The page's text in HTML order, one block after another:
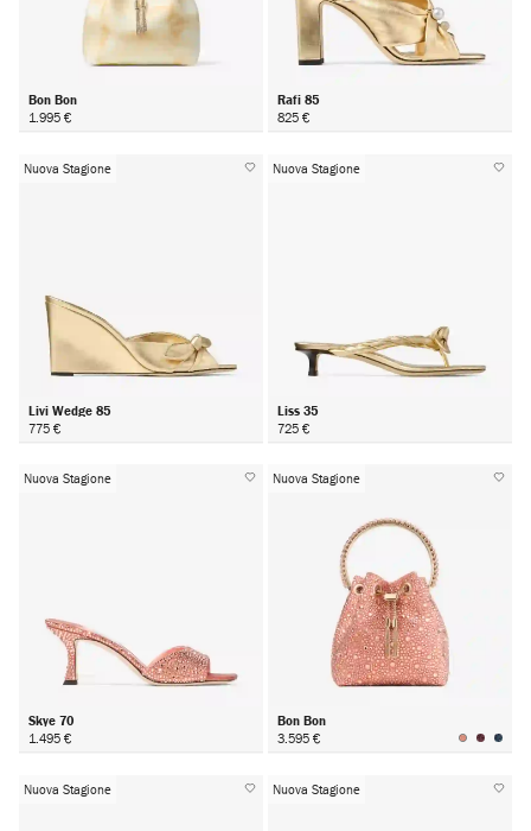
Bon Bon
1.995 €
Rafi 85
825 €
Nuova Stagione
Livi Wedge 85
775 €
Nuova Stagione
Liss 35
725 €
Nuova Stagione
Skye 70
1.495 €
Nuova Stagione
Bon Bon
3.595 €
Nuova Stagione Nuova Stagione